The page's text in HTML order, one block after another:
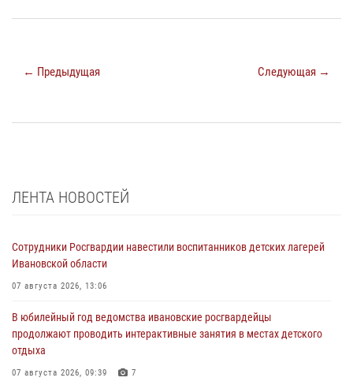
← Предыдущая Следующая →
ЛЕНТА НОВОСТЕЙ
Сотрудники Росгвардии навестили воспитанников детских лагерей
Ивановской области
07 августа 2026, 13:06
В юбилейный год ведомства ивановские росгвардейцы
продолжают проводить интерактивные занятия в местах детского
отдыха
07 августа 2026, 09:39 7